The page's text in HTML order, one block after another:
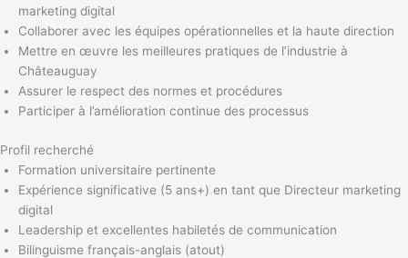
marketing digital
Collaborer avec les équipes opérationnelles et la haute direction
Mettre en œuvre les meilleures pratiques de l’industrie à
Châteauguay
Assurer le respect des normes et procédures
Participer à l’amélioration continue des processus
Profil recherché
Formation universitaire pertinente
Expérience significative (5 ans+) en tant que Directeur marketing
digital
Leadership et excellentes habiletés de communication
Bilinguisme français-anglais (atout)